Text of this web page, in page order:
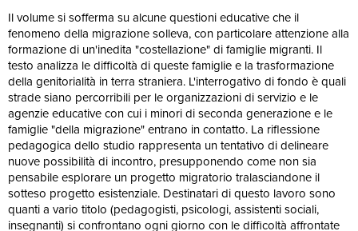
Il volume si sofferma su alcune questioni educative che il
fenomeno della migrazione solleva, con particolare attenzione alla
formazione di un'inedita "costellazione" di famiglie migranti. Il
testo analizza le difficoltà di queste famiglie e la trasformazione
della genitorialità in terra straniera. L'interrogativo di fondo è quali
strade siano percorribili per le organizzazioni di servizio e le
agenzie educative con cui i minori di seconda generazione e le
famiglie "della migrazione" entrano in contatto. La riflessione
pedagogica dello studio rappresenta un tentativo di delineare
nuove possibilità di incontro, presupponendo come non sia
pensabile esplorare un progetto migratorio tralasciandone il
sotteso progetto esistenziale. Destinatari di questo lavoro sono
quanti a vario titolo (pedagogisti, psicologi, assistenti sociali,
insegnanti) si confrontano ogni giorno con le difficoltà affrontate